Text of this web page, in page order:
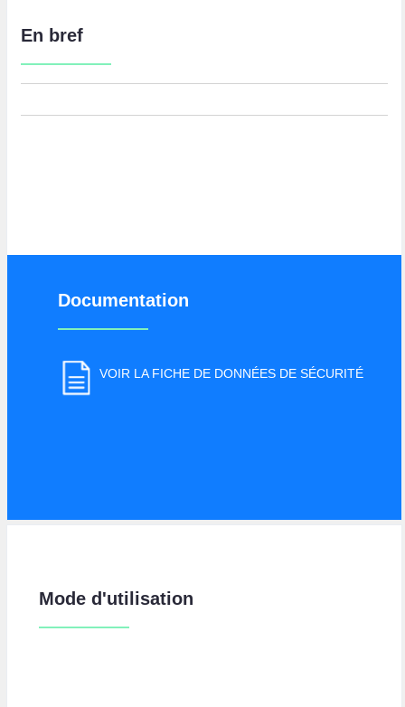
En bref
Documentation
VOIR LA FICHE DE DONNÉES DE SÉCURITÉ
Mode d'utilisation